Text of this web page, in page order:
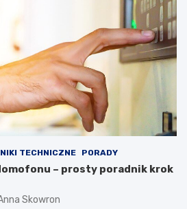
TECHNICZNE PORADY
– prosty poradnik krok
Skowron